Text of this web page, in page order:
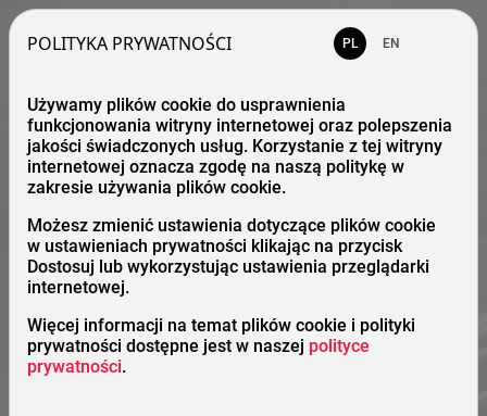
POLITYKA PRYWATNOŚCI PL EN
Używamy plików cookie do usprawnienia
funkcjonowania witryny internetowej oraz polepszenia
jakości świadczonych usług. Korzystanie z tej witryny
internetowej oznacza zgodę na naszą politykę w
zakresie używania plików cookie.
Możesz zmienić ustawienia dotyczące plików cookie
w ustawieniach prywatności klikając na przycisk
Dostosuj lub wykorzystując ustawienia przeglądarki
internetowej.
Więcej informacji na temat plików cookie i polityki
prywatności dostępne jest w naszej polityce
prywatności.